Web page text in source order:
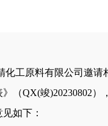
化工原料有限公司 邀请
（QX(竣)20230802
如下：